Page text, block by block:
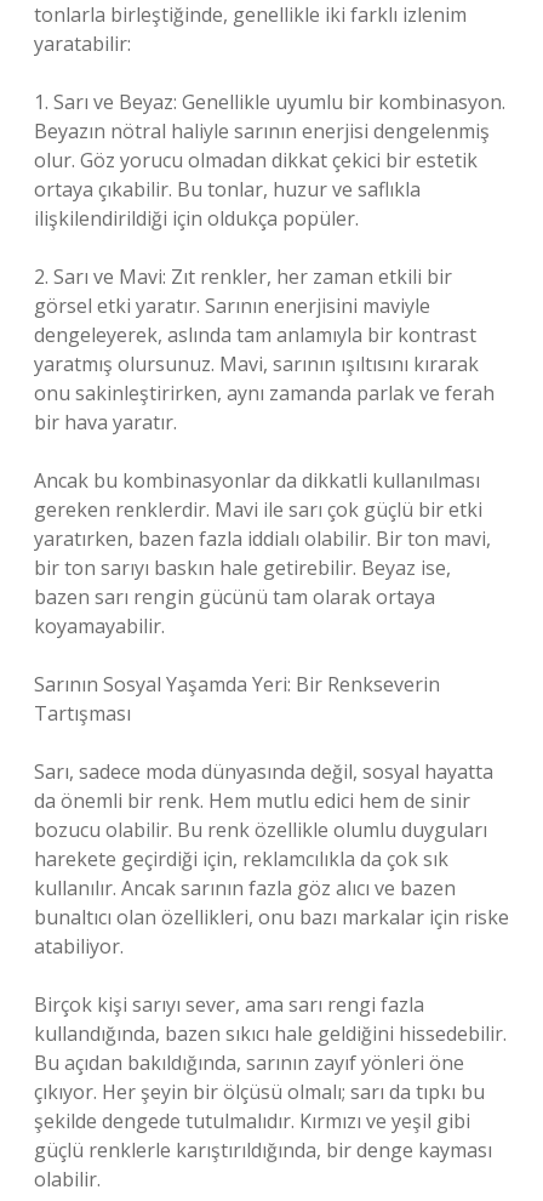
tonlarla birleştiğinde, genellikle iki farklı izlenim
yaratabilir:
1. Sarı ve Beyaz: Genellikle uyumlu bir kombinasyon.
Beyazın nötral haliyle sarının enerjisi dengelenmiş
olur. Göz yorucu olmadan dikkat çekici bir estetik
ortaya çıkabilir. Bu tonlar, huzur ve saflıkla
ilişkilendirildiği için oldukça popüler.
2. Sarı ve Mavi: Zıt renkler, her zaman etkili bir
görsel etki yaratır. Sarının enerjisini maviyle
dengeleyerek, aslında tam anlamıyla bir kontrast
yaratmış olursunuz. Mavi, sarının ışıltısını kırarak
onu sakinleştirirken, aynı zamanda parlak ve ferah
bir hava yaratır.
Ancak bu kombinasyonlar da dikkatli kullanılması
gereken renklerdir. Mavi ile sarı çok güçlü bir etki
yaratırken, bazen fazla iddialı olabilir. Bir ton mavi,
bir ton sarıyı baskın hale getirebilir. Beyaz ise,
bazen sarı rengin gücünü tam olarak ortaya
koyamayabilir.
Sarının Sosyal Yaşamda Yeri: Bir Renkseverin
Tartışması
Sarı, sadece moda dünyasında değil, sosyal hayatta
da önemli bir renk. Hem mutlu edici hem de sinir
bozucu olabilir. Bu renk özellikle olumlu duyguları
harekete geçirdiği için, reklamcılıkla da çok sık
kullanılır. Ancak sarının fazla göz alıcı ve bazen
bunaltıcı olan özellikleri, onu bazı markalar için riske
atabiliyor.
Birçok kişi sarıyı sever, ama sarı rengi fazla
kullandığında, bazen sıkıcı hale geldiğini hissedebilir.
Bu açıdan bakıldığında, sarının zayıf yönleri öne
çıkıyor. Her şeyin bir ölçüsü olmalı; sarı da tıpkı bu
şekilde dengede tutulmalıdır. Kırmızı ve yeşil gibi
güçlü renklerle karıştırıldığında, bir denge kayması
olabilir.